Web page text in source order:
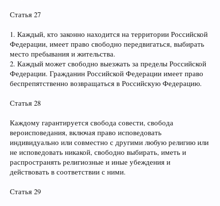
Статья 27
1. Каждый, кто законно находится на территории Российской
Федерации, имеет право свободно передвигаться, выбирать
место пребывания и жительства.
2. Каждый может свободно выезжать за пределы Российской
Федерации. Гражданин Российской Федерации имеет право
беспрепятственно возвращаться в Российскую Федерацию.
Статья 28
Каждому гарантируется свобода совести, свобода
вероисповедания, включая право исповедовать
индивидуально или совместно с другими любую религию или
не исповедовать никакой, свободно выбирать, иметь и
распространять религиозные и иные убеждения и
действовать в соответствии с ними.
Статья 29